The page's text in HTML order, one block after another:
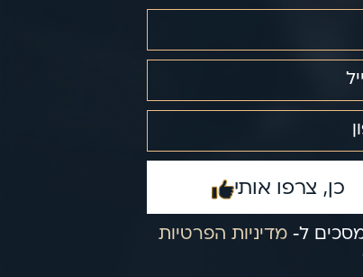
מסכים ל‑מדיניות הפרטיות
כן, צרפו אותי